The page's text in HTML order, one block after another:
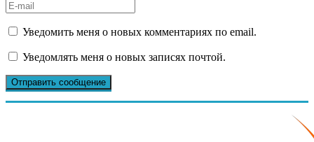
Уведомить меня о новых комментариях по email.
Уведомлять меня о новых записях почтой.